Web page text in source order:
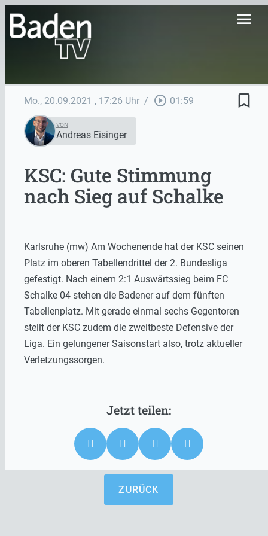
menu
Mo., 20.09.2021 , 17:26 Uhr / play_circle_outline 01:59 bookmark_border
VON
Andreas Eisinger
KSC: Gute Stimmung
nach Sieg auf Schalke
Karlsruhe (mw) Am Wochenende hat der KSC seinen
Platz im oberen Tabellendrittel der 2. Bundesliga
gefestigt. Nach einem 2:1 Auswärtssieg beim FC
Schalke 04 stehen die Badener auf dem fünften
Tabellenplatz. Mit gerade einmal sechs Gegentoren
stellt der KSC zudem die zweitbeste Defensive der
Liga. Ein gelungener Saisonstart also, trotz aktueller
Verletzungssorgen.
ZURÜCK